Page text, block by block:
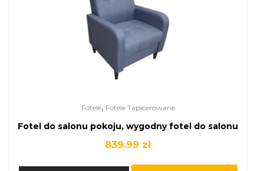
Fotele, Fotele Tapicerowane
Fotel do salonu pokoju, wygodny fotel do salonu
839.99 zł